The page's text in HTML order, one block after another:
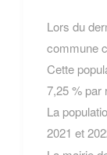
Lors du
commune
Cette
7,25 % par
La
2021 et